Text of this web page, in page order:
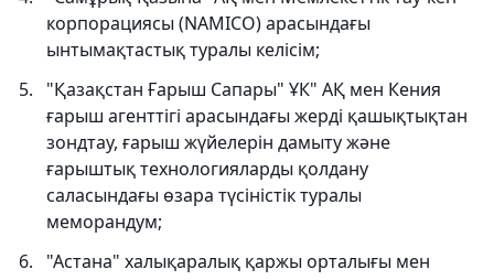
корпорациясы (NAMICO) арасындағы
ынтымақтастық туралы келісім;
"Қазақстан Ғарыш Сапары" ҰК" АҚ мен Кения
ғарыш агенттігі арасындағы жерді қашықтықтан
зондтау, ғарыш жүйелерін дамыту және
ғарыштық технологияларды қолдану
саласындағы өзара түсіністік туралы
меморандум;
"Астана" халықаралық қаржы орталығы мен